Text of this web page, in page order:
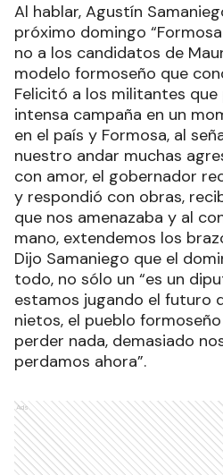
Al hablar, Agustín
próximo domingo
no a los candidatos de
modelo formoseño que
Felicitó a los militantes
intensa campaña en un
en el país y Formosa, al
nuestro andar muchas
con amor, el gobernador
y respondió con obras,
que nos amenazaba y al
mano, extendemos los
Dijo Samaniego que el
todo, no sólo un “es un
estamos jugando el futuro
nietos, el pueblo
perder nada, demasiado
perdamos ahora”.
Ads